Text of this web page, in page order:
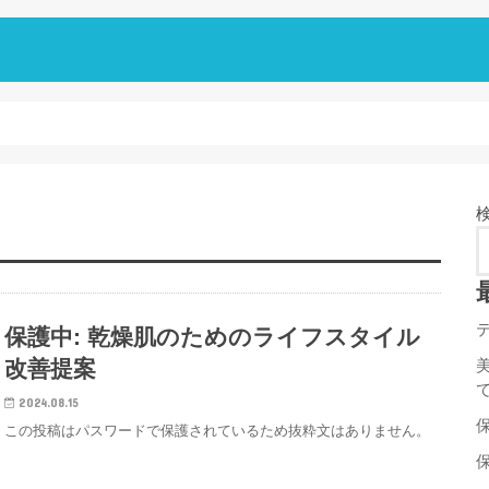
保護中: 乾燥肌のためのライフスタイル
改善提案
2024.08.15
この投稿はパスワードで保護されているため抜粋文はありません。